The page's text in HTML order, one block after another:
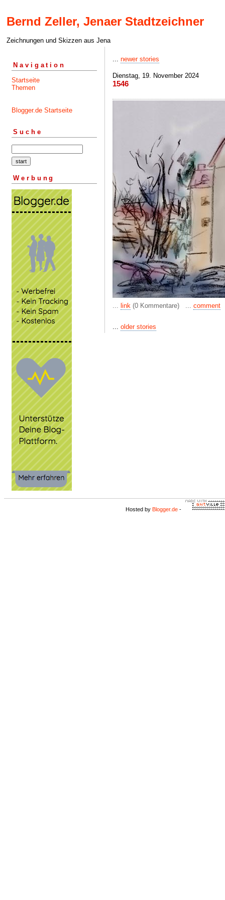
Bernd Zeller, Jenaer Stadtzeichner
Zeichnungen und Skizzen aus Jena
Navigation
Startseite
Themen
Blogger.de Startseite
Suche
Werbung
... newer stories
Dienstag, 19. November 2024
1546
... link (0 Kommentare) ... comment
... older stories
Hosted by Blogger.de -